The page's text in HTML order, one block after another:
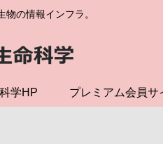
物の情報インフラ。
学HP プレミアム会員サ